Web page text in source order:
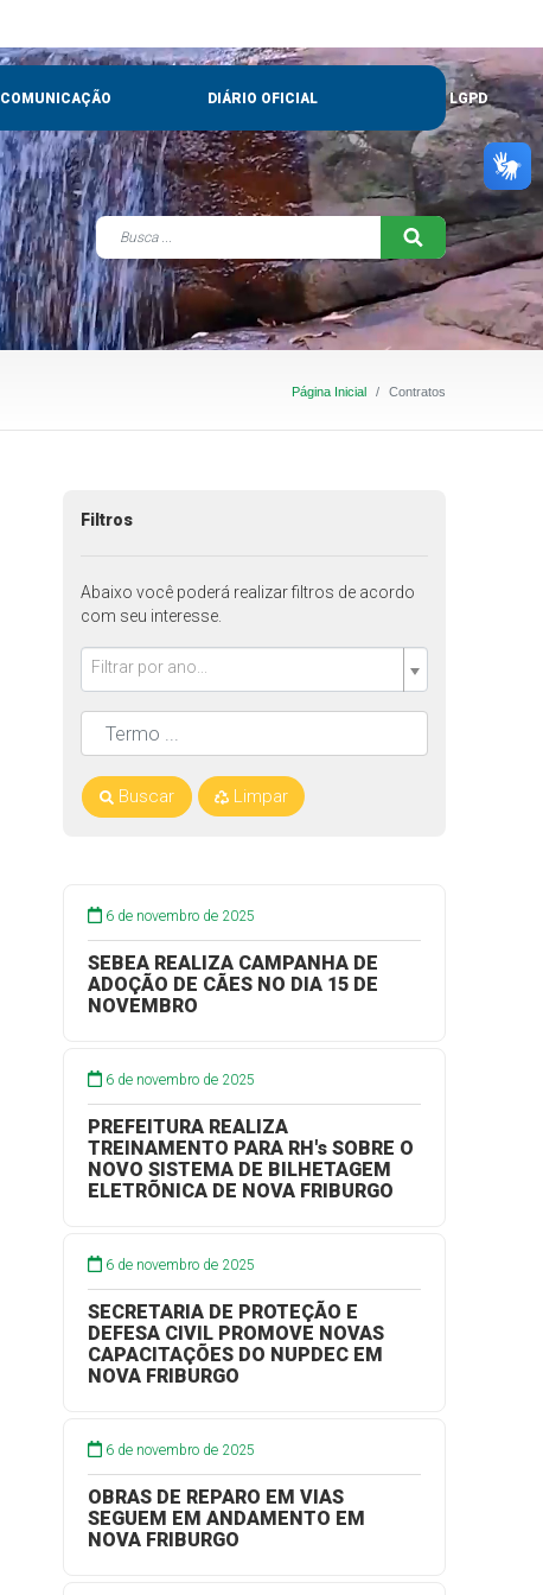
COMUNICAÇÃO DIÁRIO OFICIAL LGPD
Página Inicial Contratos
Filtros
Abaixo você poderá realizar filtros de acordo
com seu interesse.
Filtrar por ano...
Buscar Limpar
6 de novembro de 2025
SEBEA REALIZA CAMPANHA DE
ADOÇÃO DE CÃES NO DIA 15 DE
NOVEMBRO
6 de novembro de 2025
PREFEITURA REALIZA
TREINAMENTO PARA RH's SOBRE O
NOVO SISTEMA DE BILHETAGEM
ELETRÕNICA DE NOVA FRIBURGO
6 de novembro de 2025
SECRETARIA DE PROTEÇÃO E
DEFESA CIVIL PROMOVE NOVAS
CAPACITAÇÕES DO NUPDEC EM
NOVA FRIBURGO
6 de novembro de 2025
OBRAS DE REPARO EM VIAS
SEGUEM EM ANDAMENTO EM
NOVA FRIBURGO